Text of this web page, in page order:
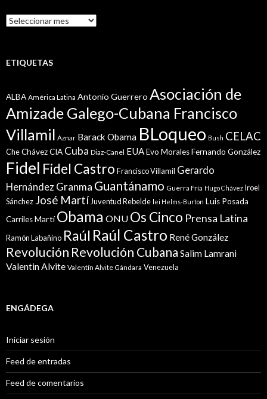
Histórico
ETIQUETAS
ALBA América Latina Antonio Guerrero Asociación de
Amizade Galego-Cubana Francisco
Villamil Aznar Barack Obama BLoqueo Bush CELAC
CheChávezCIA Cuba Diaz-Canel EUAEvo MoralesFernando González
Fidel Fidel Castro Francisco Villamil Gerardo
Hernández Granma Guantánamo Guerra Fría Hugo Chávez Iroel
Sánchez José Martí Juventud Rebelde lei Helms-Burton Luis Posada
CarrilesMartí Obama ONU Os Cinco Prensa Latina
Ramón Labañino Raúl Raúl Castro René González
Revolución Revolución Cubana Salim Lamrani
Valentin Alvite Valentín Alvite Gándara Venezuela
ENGÁDEGA
Iniciar sesión
Feed de entradas
Feed de comentarios